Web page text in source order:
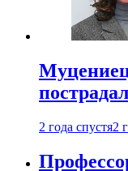
2 года спустя2